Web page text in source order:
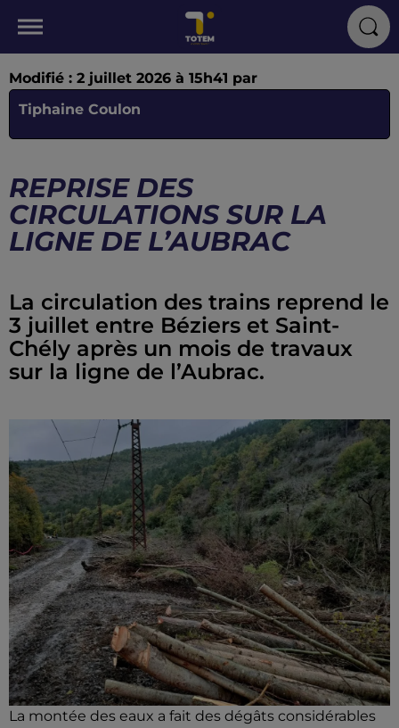
Modifié : 2 juillet 2026 à 15h41 par
Tiphaine Coulon
REPRISE DES
CIRCULATIONS SUR LA
LIGNE DE L’AUBRAC
La circulation des trains reprend le
3 juillet entre Béziers et Saint-
Chély après un mois de travaux
sur la ligne de l’Aubrac.
La montée des eaux a fait des dégâts considérables